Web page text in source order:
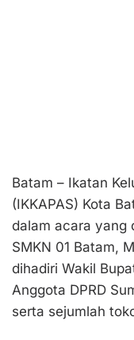
Batam – Ikatan
(IKKAPAS) Kota
dalam acara yang
SMKN 01 Batam,
dihadiri Wakil
Anggota DPRD
serta sejumlah